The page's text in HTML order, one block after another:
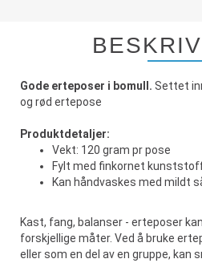
Gode erteposer i bomull. Settet
og rød ertepose
Produktdetaljer:
Vekt: 120 gram pr pose
Fylt med finkornet
Kan håndvaskes med mildt
Kast, fang, balanser - erteposer
forskjellige måter. Ved å bruke
eller som en del av en gruppe, kan